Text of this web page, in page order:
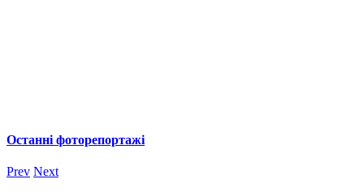
Останні фоторепортажі
Prev Next